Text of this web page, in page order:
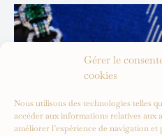
Gérer le
cookies
Nous utilisons des technologies telles
accéder aux informations relatives aux
améliorer l’expérience de navigation